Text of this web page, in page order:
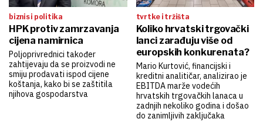
biznis i politika
HPK protiv zamrzavanja
cijena namirnica
Poljoprivrednici također
zahtijevaju da se proizvodi ne
smiju prodavati ispod cijene
koštanja, kako bi se zaštitila
njihova gospodarstva
tvrtke i tržišta
Koliko hrvatski trgovački
lanci zarađuju više od
europskih konkurenata?
Mario Kurtović, financijski i
kreditni analitičar, analizirao je
EBITDA marže vodećih
hrvatskih trgovačkih lanaca u
zadnjih nekoliko godina i došao
do zanimljivih zaključaka